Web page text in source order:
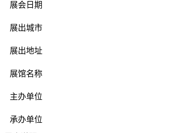
展会日期
展出城市
展出地址
展馆名称
主办单位
承办单位